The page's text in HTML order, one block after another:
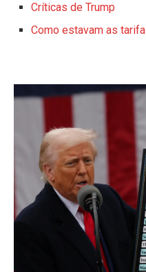
Críticas de Trump
Como estavam as